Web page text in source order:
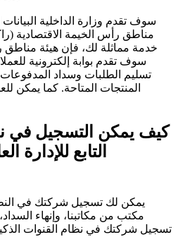
سوف تقدم وزارة الداخلية
مناطق رأس الخيمة الاقتصادية
خدمة مماثلة لك، فإن هيئة مناطق
سوف تقدم بوابة إلكترونية
تسليم الطلبات وسداد
المنتجات المتاحة. كما يمكن
كيف يمكن التسجيل في
التابع للإدارة
يمكن لك تسجيل شركتك في
مكتب من مكاتبنا، وإنهاء
تسجيل شركتك في نظام القنوات الذكية